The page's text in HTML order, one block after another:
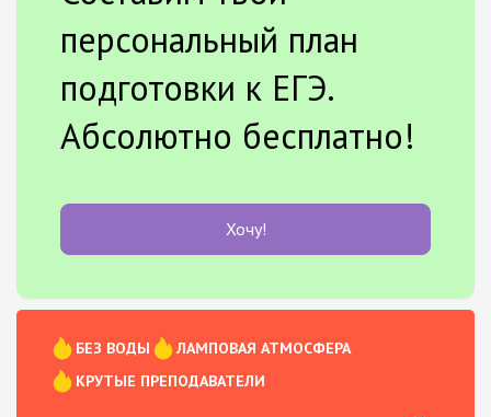
персональный план
подготовки к ЕГЭ.
Абсолютно бесплатно!
Хочу!
БЕЗ ВОДЫ
ЛАМПОВАЯ АТМОСФЕРА
КРУТЫЕ ПРЕПОДАВАТЕЛИ